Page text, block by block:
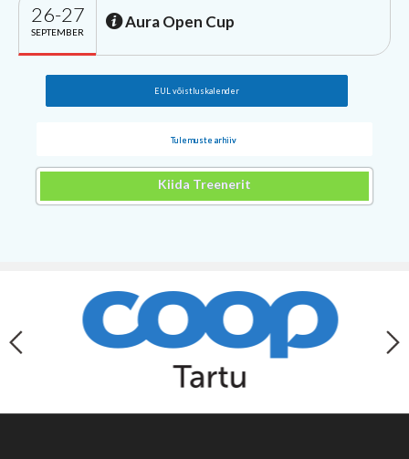
26-27
SEPTEMBER
Aura Open Cup
EUL võistluskalender
Tulemuste arhiiv
Kiida Treenerit